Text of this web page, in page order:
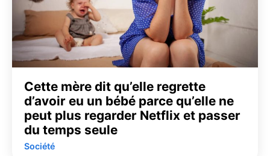
Cette mère dit qu’elle regrette
d’avoir eu un bébé parce qu’elle ne
peut plus regarder Netflix et passer
du temps seule
Société